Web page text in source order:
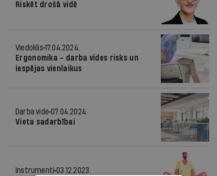
Riskēt drošā vidē
Viedoklis 17.04.2024.
Ergonomika - darba vides risks un
iespējas vienlaikus
Darba vide 07.04.2024.
Vieta sadarbībai
Instrumenti 03.12.2023.